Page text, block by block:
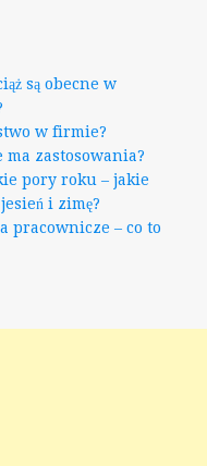
są obecne w
w firmie?
ma zastosowania?
pory roku – jakie
i zimę?
pracownicze – co to